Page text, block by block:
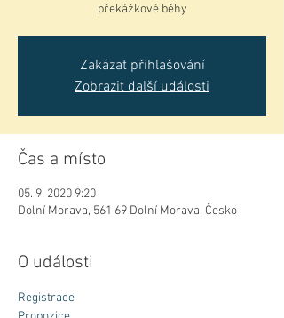
překážkové běhy
Zakázat přihlašování
Zobrazit další události
Čas a místo
05. 9. 2020 9:20
Dolní Morava, 561 69 Dolní Morava, Česko
O události
Registrace